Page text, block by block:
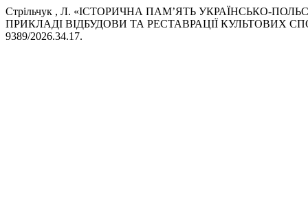
Стрільчук , Л. «ІСТОРИЧНА ПАМ’ЯТЬ УКРАЇНСЬКО-
ПРИКЛАДІ ВІДБУДОВИ ТА РЕСТАВРАЦІЇ КУЛЬТОВИХ
9389/2026.34.17.